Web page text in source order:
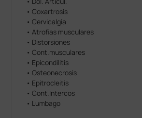
• Coxartrosis
• Cervicalgia
• Atrofias musculares
• Distorsiones
• Cont.musculares
• Epicondilitis
• Osteonecrosis
• Epitrocleitis
• Cont.Intercos
• Lumbago